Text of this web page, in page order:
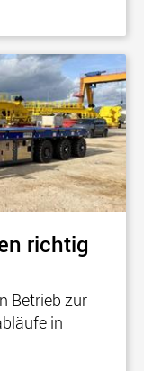
richtig
Betrieb zur
in